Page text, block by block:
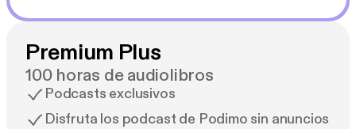
Premium Plus
100 horas de audiolibros
Podcasts exclusivos
Disfruta los podcast de Podimo sin anuncios